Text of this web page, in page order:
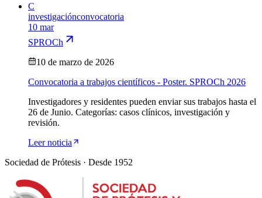
C
investigaciónconvocatoria
10 mar
SPROCh
10 de marzo de 2026
Convocatoria a trabajos científicos - Poster. SPROCh 2026
Investigadores y residentes pueden enviar sus trabajos hasta el
26 de Junio. Categorías: casos clínicos, investigación y
revisión.
Leer noticia
Sociedad de Prótesis · Desde 1952